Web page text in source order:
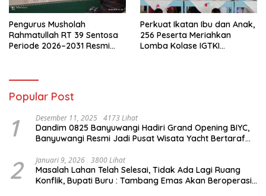
Pengurus Musholah
Rahmatullah RT 39 Sentosa
Periode 2026–2031 Resmi
Perkuat Ikatan Ibu dan Anak,
256 Peserta Meriahkan
Lomba Kolase IGTKI
Popular Post
1 Desember 11, 2025 4173 Lihat
Dandim 0825 Banyuwangi Hadiri Grand Opening BIYC,
Banyuwangi Resmi Jadi Pusat Wisata Yacht Bertaraf
2 Januari 9, 2026 3800 Lihat
Masalah Lahan Telah Selesai, Tidak Ada Lagi Ruang
Konflik, Bupati Buru : Tambang Emas Akan Beroperasi